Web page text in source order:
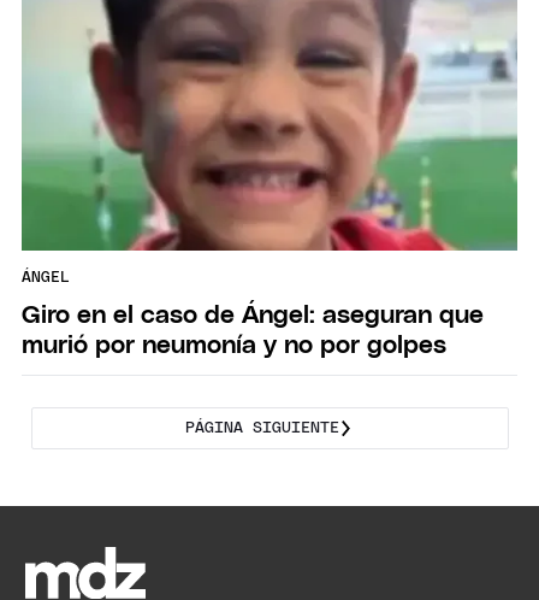
ÁNGEL
Giro en el caso de Ángel: aseguran que
murió por neumonía y no por golpes
PÁGINA SIGUIENTE